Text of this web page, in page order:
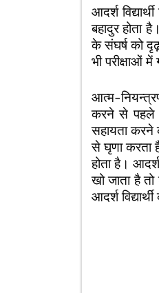
आदर्श
बहादुर होता
के संघर्ष को
भी परीक्षाओं
आत्म-
करने से पहले
सहायता करने
से घृणा करता
होता है।
खो जाता है
आदर्श